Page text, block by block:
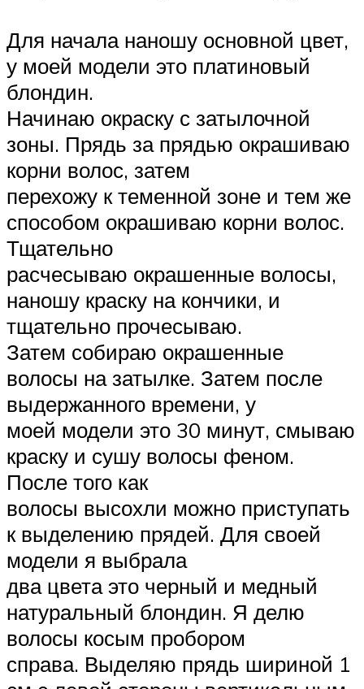
Для начала наношу основной цвет,
у моей модели это платиновый
блондин.
Начинаю окраску с затылочной
зоны. Прядь за прядью окрашиваю
корни волос, затем
перехожу к теменной зоне и тем же
способом окрашиваю корни волос.
Тщательно
расчесываю окрашенные волосы,
наношу краску на кончики, и
тщательно прочесываю.
Затем собираю окрашенные
волосы на затылке. Затем после
выдержанного времени, у
моей модели это 30 минут, смываю
краску и сушу волосы феном.
После того как
волосы высохли можно приступать
к выделению прядей. Для своей
модели я выбрала
два цвета это черный и медный
натуральный блондин. Я делю
волосы косым пробором
справа. Выделяю прядь шириной 1